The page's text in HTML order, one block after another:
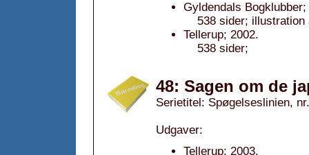
Gyldendals
538 sider; illustration
Tellerup; 2002.
538 sider;
48: Sagen om de
Serietitel: Spøgelseslinien,
Udgaver:
Tellerup; 2003.